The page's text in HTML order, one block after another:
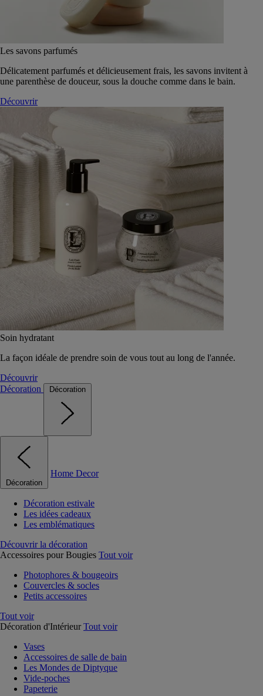
Les savons parfumés
Délicatement parfumés et délicieusement frais, les savons invitent à
une parenthèse de douceur, sous la douche comme dans le bain.
Découvrir
Soin hydratant
La façon idéale de prendre soin de vous tout au long de l'année.
Découvrir
Décoration
Décoration
Décoration
Home Decor
Décoration estivale
Les idées cadeaux
Les emblématiques
Découvrir la décoration
Accessoires pour Bougies Tout voir
Photophores & bougeoirs
Couvercles & socles
Petits accessoires
Tout voir
Décoration d'Intérieur Tout voir
Vases
Accessoires de salle de bain
Les Mondes de Diptyque
Vide-poches
Papeterie